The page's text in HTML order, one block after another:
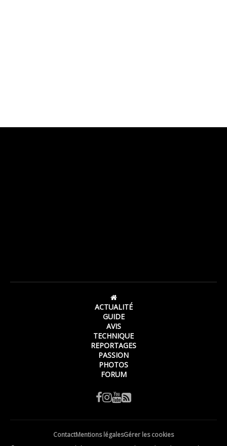
ACTUALITÉ
GUIDE
AVIS
TECHNIQUE
REPORTAGES
PASSION
PHOTOS
FORUM
ContactMentions légalesGérer les cookies